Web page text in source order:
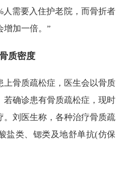
人需要入住护老院，而骨折者
增加一倍。”
质密度
上骨质疏松症，医生会以骨质
若确诊患有骨质疏松症，现时
。刘医生称，各种治疗骨质疏
盐类、锶类及地舒单抗(仿保